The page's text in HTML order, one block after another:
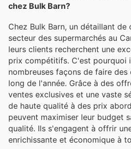
chez Bulk Barn?
Chez Bulk Barn, un détaillant de
secteur des supermarchés au
leurs clients recherchent une
prix compétitifs. C'est pourquoi
nombreuses façons de faire
long de l'année. Grâce à des
ventes exclusives et une vaste
de haute qualité à des prix
peuvent maximiser leur budget
qualité. Ils s'engagent à offrir
enrichissante et économique à